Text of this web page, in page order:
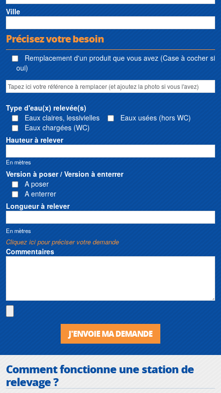
Ville
Précisez votre besoin
Remplacement d'un produit que vous avez (Case à cocher si
oui)
Type d'eau(x) relevée(s)
Eaux claires, lessivielles
Eaux usées (hors WC)
Eaux chargées (WC)
Hauteur à relever
En mètres
Version à poser / Version à enterrer
A poser
A enterrer
Longueur à relever
En mètres
Cliquez ici pour préciser votre demande
Commentaires
J'ENVOIE MA DEMANDE
Comment fonctionne une station de
relevage ?